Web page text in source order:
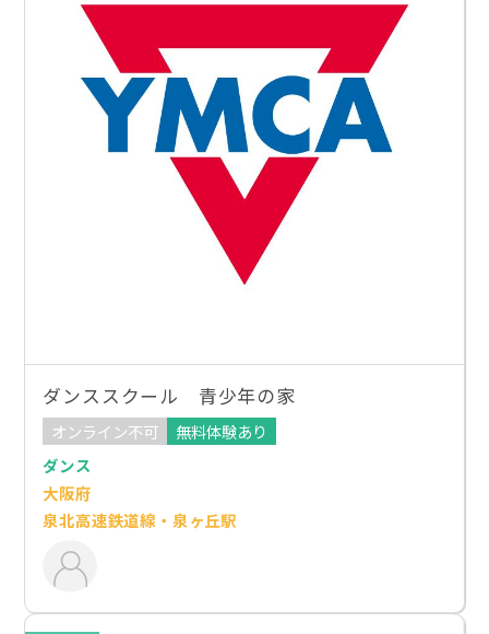
ダンススクール 青少年の家
オンライン不可
無料体験あり
ダンス
大阪府
泉北高速鉄道線・泉ヶ丘駅